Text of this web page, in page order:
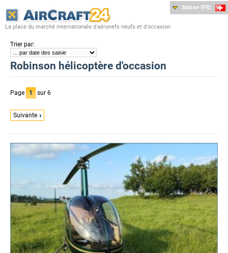
La place du marché internationale d'aéronefs neufs et d'occasion
Suisse (FR)
Trier par:
Robinson hélicoptère d'occasion
Page 1 sur 6
Suivante